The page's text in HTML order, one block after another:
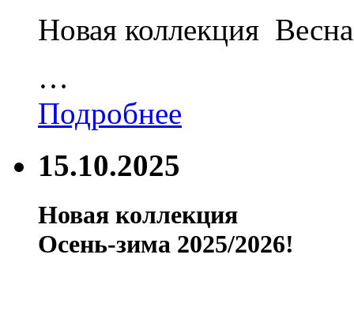
Новая коллекция
…
Подробнее
15.10.2025
Новая коллекция
Осень-зима 2025/2026!